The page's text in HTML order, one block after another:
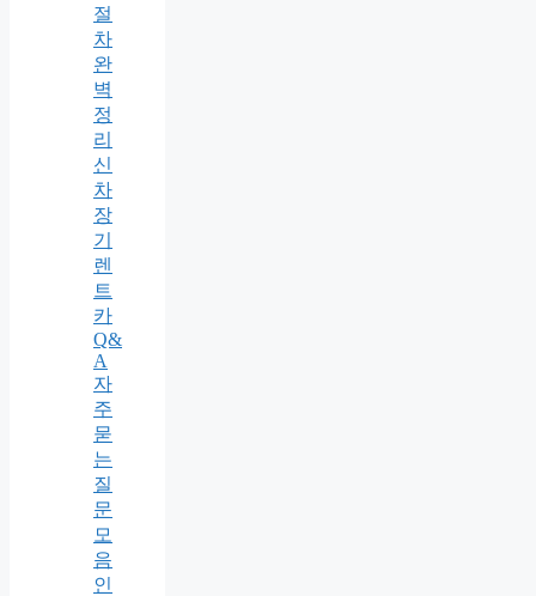
절
차
완
벽
정
리
신
차
장
기
렌
트
카
Q&
A
자
주
묻
는
질
문
모
음
인